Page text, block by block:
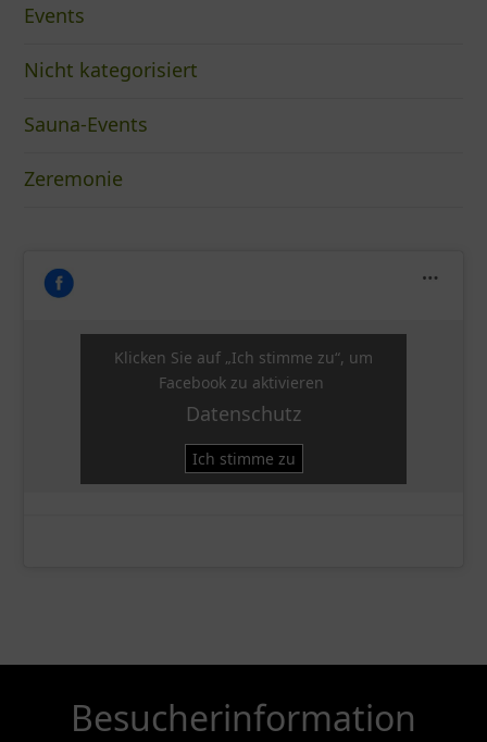
Events
Nicht kategorisiert
Sauna-Events
Zeremonie
Klicken Sie auf „Ich stimme zu“, um
Facebook zu aktivieren
Datenschutz
Ich stimme zu
Besucherinformation